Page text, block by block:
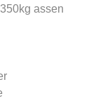
assen